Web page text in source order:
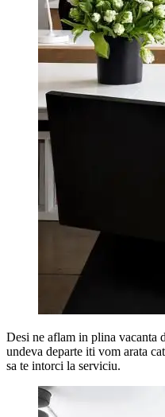
Desi ne aflam in plina vacanta
undeva departe iti vom arata
sa te intorci la serviciu.